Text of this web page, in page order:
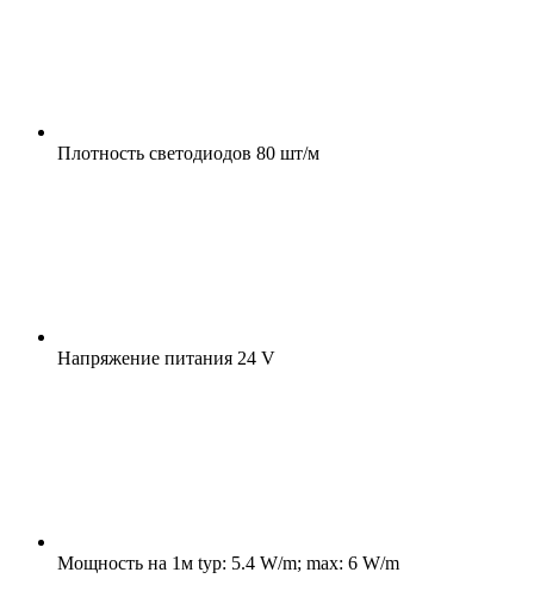
Плотность светодиодов 80 шт/м
Напряжение питания 24 V
Мощность на 1м typ: 5.4 W/m; max: 6 W/m